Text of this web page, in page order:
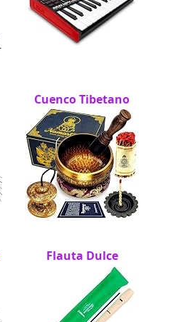
Cuenco Tibetano
Flauta Dulce